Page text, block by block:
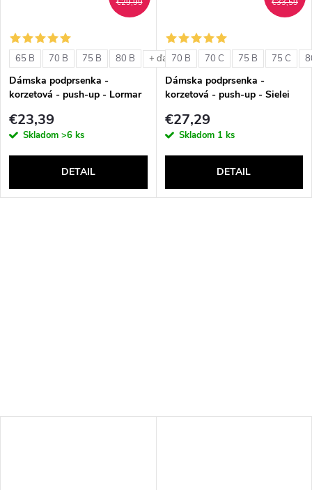
€29,99
65 B 70 B 75 B 80 B + ďalšie
Dámska podprsenka -
korzetová - push-up - Lormar
€23,39
Skladom >6 ks
DETAIL
€33,59
70 B 70 C 75 B 75 C
Dámska podprsenka -
korzetová - push-up - Sielei
€27,29
Skladom 1 ks
DETAIL